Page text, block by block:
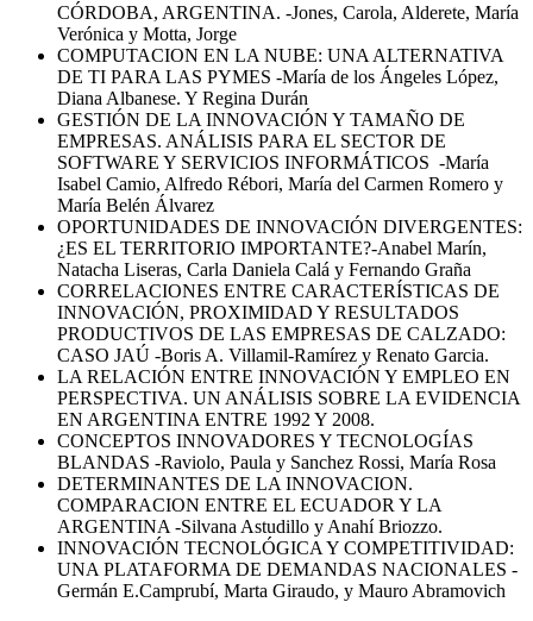
CÓRDOBA, ARGENTINA. -Jones, Carola, Alderete, María
Verónica y Motta, Jorge
COMPUTACION EN LA NUBE: UNA ALTERNATIVA
DE TI PARA LAS PYMES -María de los Ángeles López,
Diana Albanese. Y Regina Durán
GESTIÓN DE LA INNOVACIÓN Y TAMAÑO DE
EMPRESAS. ANÁLISIS PARA EL SECTOR DE
SOFTWARE Y SERVICIOS INFORMÁTICOS -María
Isabel Camio, Alfredo Rébori, María del Carmen Romero y
María Belén Álvarez
OPORTUNIDADES DE INNOVACIÓN DIVERGENTES:
¿ES EL TERRITORIO IMPORTANTE?-Anabel Marín,
Natacha Liseras, Carla Daniela Calá y Fernando Graña
CORRELACIONES ENTRE CARACTERÍSTICAS DE
INNOVACIÓN, PROXIMIDAD Y RESULTADOS
PRODUCTIVOS DE LAS EMPRESAS DE CALZADO:
CASO JAÚ -Boris A. Villamil-Ramírez y Renato Garcia.
LA RELACIÓN ENTRE INNOVACIÓN Y EMPLEO EN
PERSPECTIVA. UN ANÁLISIS SOBRE LA EVIDENCIA
EN ARGENTINA ENTRE 1992 Y 2008.
CONCEPTOS INNOVADORES Y TECNOLOGÍAS
BLANDAS -Raviolo, Paula y Sanchez Rossi, María Rosa
DETERMINANTES DE LA INNOVACION.
COMPARACION ENTRE EL ECUADOR Y LA
ARGENTINA -Silvana Astudillo y Anahí Briozzo.
INNOVACIÓN TECNOLÓGICA Y COMPETITIVIDAD:
UNA PLATAFORMA DE DEMANDAS NACIONALES -
Germán E.Camprubí, Marta Giraudo, y Mauro Abramovich